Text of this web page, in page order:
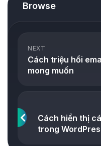
Browse
NEXT
Cách triệu hồi
mong muốn
Cách hiển thị
trong